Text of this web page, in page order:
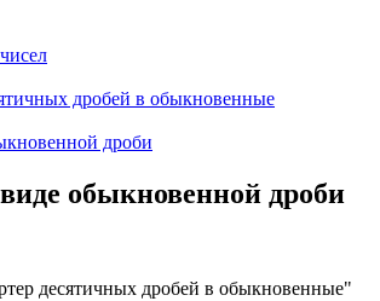
дробей в обыкновенные
дроби
обыкновенной дроби
десятичных дробей в обыкновенные"